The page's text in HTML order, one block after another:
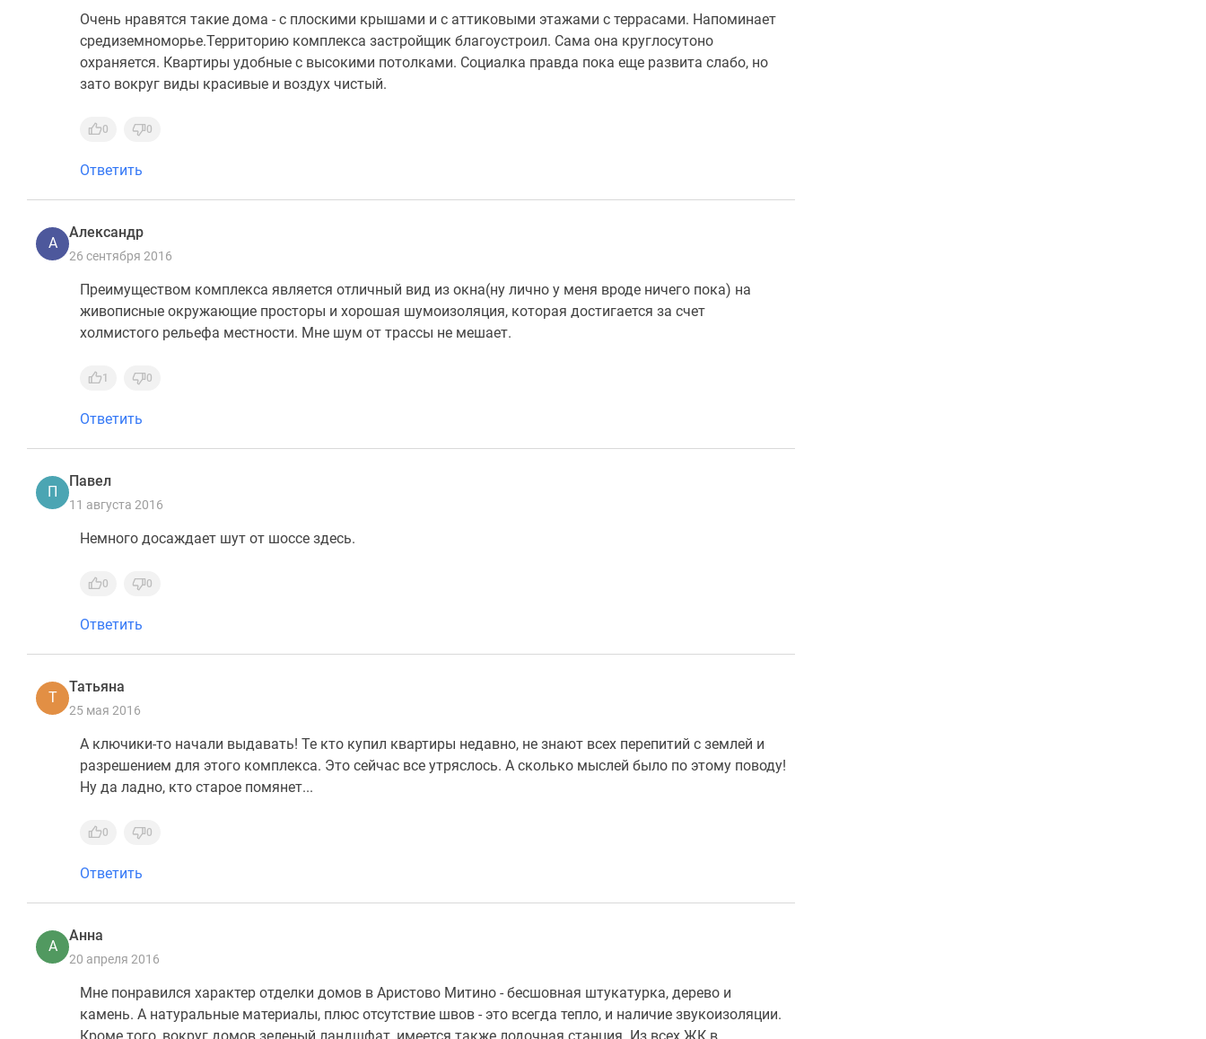
Очень нравятся такие дома - с плоскими крышами и с аттиковыми этажами с террасами. Напоминает
средиземноморье.Территорию комплекса застройщик благоустроил. Сама она круглосутоно
охраняется. Квартиры удобные с высокими потолками. Социалка правда пока еще развита слабо, но
зато вокруг виды красивые и воздух чистый.
0 0
Ответить
А
Александр
26 сентября 2016
Преимуществом комплекса является отличный вид из окна(ну лично у меня вроде ничего пока) на
живописные окружающие просторы и хорошая шумоизоляция, которая достигается за счет
холмистого рельефа местности. Мне шум от трассы не мешает.
1 0
Ответить
П
Павел
11 августа 2016
Немного досаждает шут от шоссе здесь.
0 0
Ответить
Т
Татьяна
25 мая 2016
А ключики-то начали выдавать! Те кто купил квартиры недавно, не знают всех перепитий с землей и
разрешением для этого комплекса. Это сейчас все утряслось. А сколько мыслей было по этому поводу!
Ну да ладно, кто старое помянет...
0 0
Ответить
А
Анна
20 апреля 2016
Мне понравился характер отделки домов в Аристово Митино - бесшовная штукатурка, дерево и
камень. А натуральные материалы, плюс отсутствие швов - это всегда тепло, и наличие звукоизоляции.